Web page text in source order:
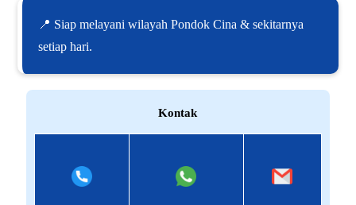
📍 Siap melayani wilayah Pondok Cina & sekitarnya
setiap hari.
Kontak